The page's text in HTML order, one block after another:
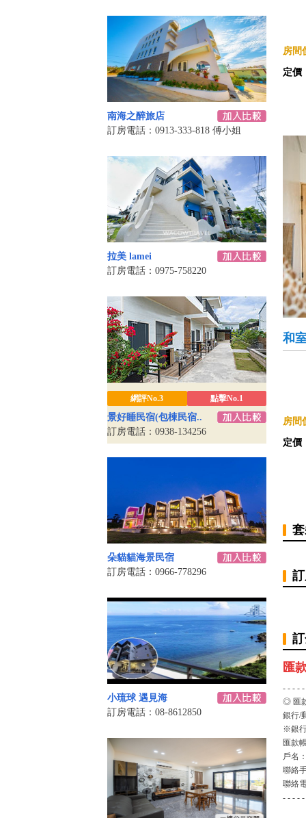
南海之醉旅店
訂房電話：0913-333-818 傅小姐
拉美 lamei
訂房電話：0975-758220
網評No.3 點擊No.1
景好睡民宿(包棟民宿..
訂房電話：0938-134256
朵貓貓海景民宿
訂房電話：0966-778296
小琉球 遇見海
訂房電話：08-8612850
房間
定價
和
房間
定價
匯
- - - -
◎ 匯
銀行/
※銀
匯款
戶名
聯絡
聯絡
- - - -